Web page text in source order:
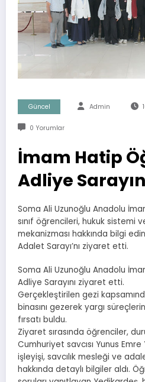
Güncel Admin
0 Yorumlar
İmam Hatip
Adliye
Soma Ali Uzunoğlu Anadolu
sınıf öğrencileri, hukuk sistemi
mekanizması hakkında bilgi
Adalet Sarayı’nı ziyaret etti.
Soma Ali Uzunoğlu Anadolu
Adliye Sarayını ziyaret etti.
Gerçekleştirilen gezi
binasını gezerek yargı
fırsatı buldu.
Ziyaret sırasında öğrenciler,
Cumhuriyet savcısı Yunus Emre
işleyişi, savcılık mesleği ve
hakkında detaylı bilgiler aldı.